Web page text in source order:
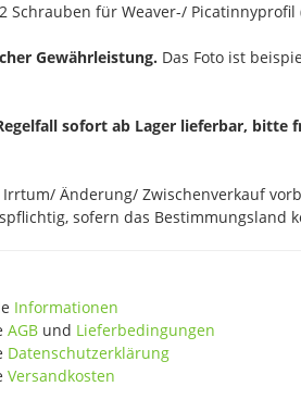
Schrauben für Weaver-/
Gewährleistung. Das Foto ist
sofort ab Lager lieferbar, bitte
Änderung/ Zwischenverkauf
sofern das Bestimmungsland
Informationen
AGB und Lieferbedingungen
Datenschutzerklärung
Versandkosten